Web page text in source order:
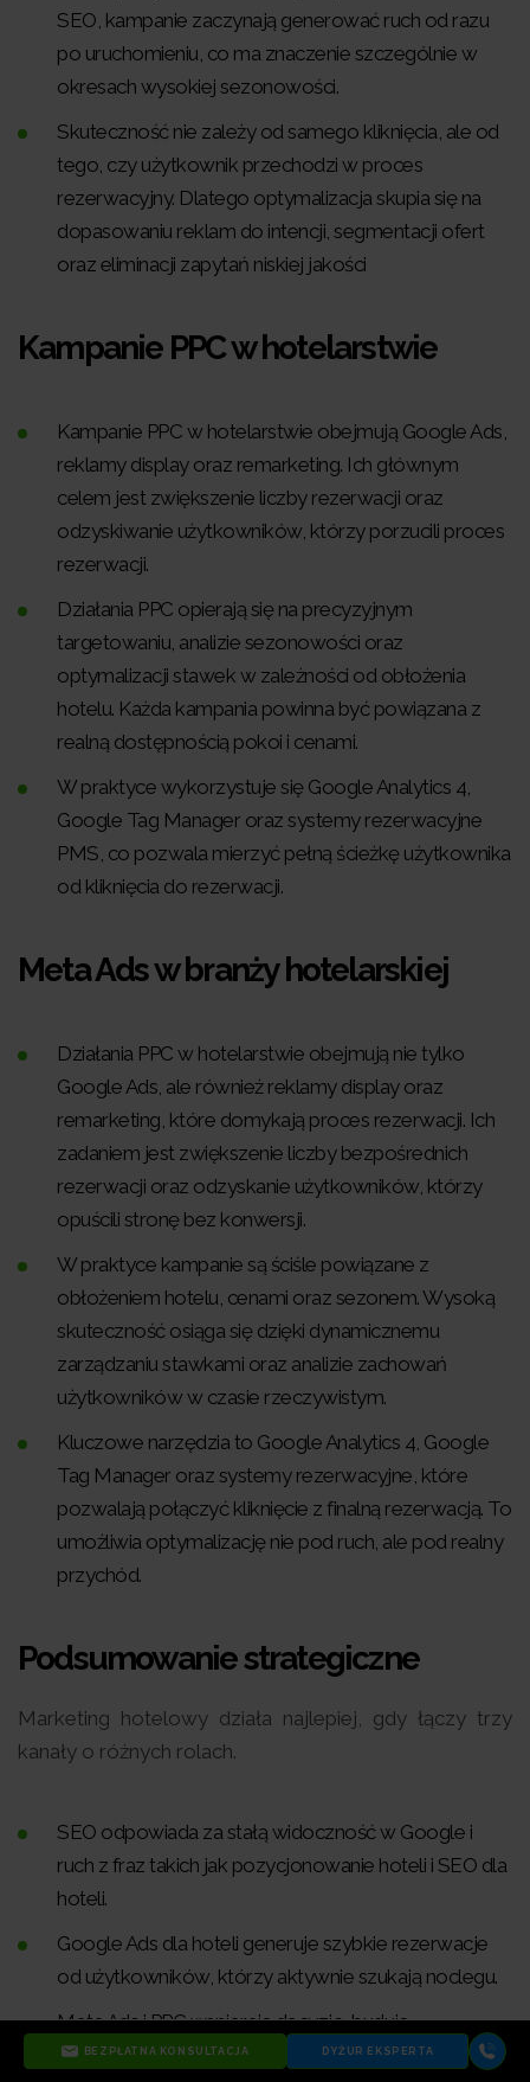
SEO, kampanie zaczynają generować ruch od razu
po uruchomieniu, co ma znaczenie szczególnie w
okresach wysokiej sezonowości.
Skuteczność nie zależy od samego kliknięcia, ale od
tego, czy użytkownik przechodzi w proces
rezerwacyjny. Dlatego optymalizacja skupia się na
dopasowaniu reklam do intencji, segmentacji ofert
oraz eliminacji zapytań niskiej jakości
Kampanie PPC w hotelarstwie
Kampanie PPC w hotelarstwie obejmują Google Ads,
reklamy display oraz remarketing. Ich głównym
celem jest zwiększenie liczby rezerwacji oraz
odzyskiwanie użytkowników, którzy porzucili proces
rezerwacji.
Działania PPC opierają się na precyzyjnym
targetowaniu, analizie sezonowości oraz
optymalizacji stawek w zależności od obłożenia
hotelu. Każda kampania powinna być powiązana z
realną dostępnością pokoi i cenami.
W praktyce wykorzystuje się Google Analytics 4,
Google Tag Manager oraz systemy rezerwacyjne
PMS, co pozwala mierzyć pełną ścieżkę użytkownika
od kliknięcia do rezerwacji.
Meta Ads w branży hotelarskiej
Działania PPC w hotelarstwie obejmują nie tylko
Google Ads, ale również reklamy display oraz
remarketing, które domykają proces rezerwacji. Ich
zadaniem jest zwiększenie liczby bezpośrednich
rezerwacji oraz odzyskanie użytkowników, którzy
opuścili stronę bez konwersji.
W praktyce kampanie są ściśle powiązane z
obłożeniem hotelu, cenami oraz sezonem. Wysoką
skuteczność osiąga się dzięki dynamicznemu
zarządzaniu stawkami oraz analizie zachowań
użytkowników w czasie rzeczywistym.
Kluczowe narzędzia to Google Analytics 4, Google
Tag Manager oraz systemy rezerwacyjne, które
pozwalają połączyć kliknięcie z finalną rezerwacją. To
umożliwia optymalizację nie pod ruch, ale pod realny
przychód.
Podsumowanie strategiczne
Marketing hotelowy działa najlepiej, gdy łączy trzy
kanały o różnych rolach.
SEO odpowiada za stałą widoczność w Google i
ruch z fraz takich jak pozycjonowanie hoteli i SEO dla
hoteli.
Google Ads dla hoteli generuje szybkie rezerwacje
od użytkowników, którzy aktywnie szukają noclegu.
Meta Ads i PPC wspierają decyzję, budują
rozpoznawalność i domykają rezerwacje przez
BEZPŁATNA KONSULTACJA DYŻUR EKSPERTA